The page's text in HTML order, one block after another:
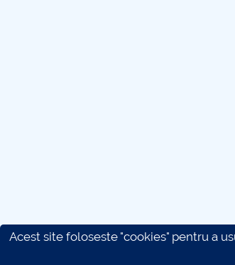
Acest site foloseste "cookies" pentru a